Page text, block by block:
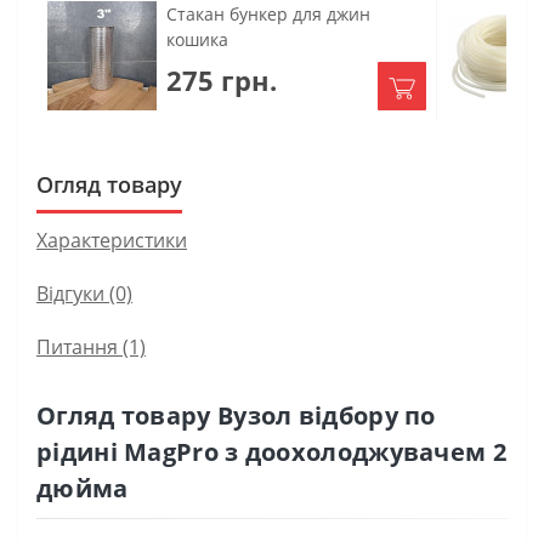
Стакан бункер для джин
кошика
275 грн.
Огляд товару
Характеристики
Відгуки (0)
Питання (1)
Огляд товару Вузол відбору по
рідині MagPro з доохолоджувачем 2
дюйма